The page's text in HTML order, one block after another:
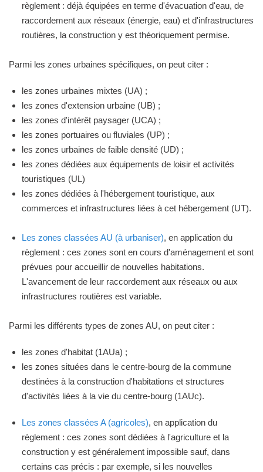
règlement : déjà équipées en terme d'évacuation d'eau, de
raccordement aux réseaux (énergie, eau) et d'infrastructures
routières, la construction y est théoriquement permise.
Parmi les zones urbaines spécifiques, on peut citer :
les zones urbaines mixtes (UA) ;
les zones d'extension urbaine (UB) ;
les zones d'intérêt paysager (UCA) ;
les zones portuaires ou fluviales (UP) ;
les zones urbaines de faible densité (UD) ;
les zones dédiées aux équipements de loisir et activités
touristiques (UL)
les zones dédiées à l'hébergement touristique, aux
commerces et infrastructures liées à cet hébergement (UT).
Les zones classées AU (à urbaniser), en application du
règlement : ces zones sont en cours d'aménagement et sont
prévues pour accueillir de nouvelles habitations.
L'avancement de leur raccordement aux réseaux ou aux
infrastructures routières est variable.
Parmi les différents types de zones AU, on peut citer :
les zones d'habitat (1AUa) ;
les zones situées dans le centre-bourg de la commune
destinées à la construction d'habitations et structures
d'activités liées à la vie du centre-bourg (1AUc).
Les zones classées A (agricoles), en application du
règlement : ces zones sont dédiées à l'agriculture et la
construction y est généralement impossible sauf, dans
certains cas précis : par exemple, si les nouvelles